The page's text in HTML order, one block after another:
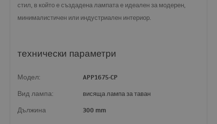
технически параметри
Модел:
APP1675-CP
Вид лампа:
висяща лампа за таван
Дължина
300 mm
стил, в който е създадена лампата е идеален за модерен,
минималистичен или индустриален интериор.